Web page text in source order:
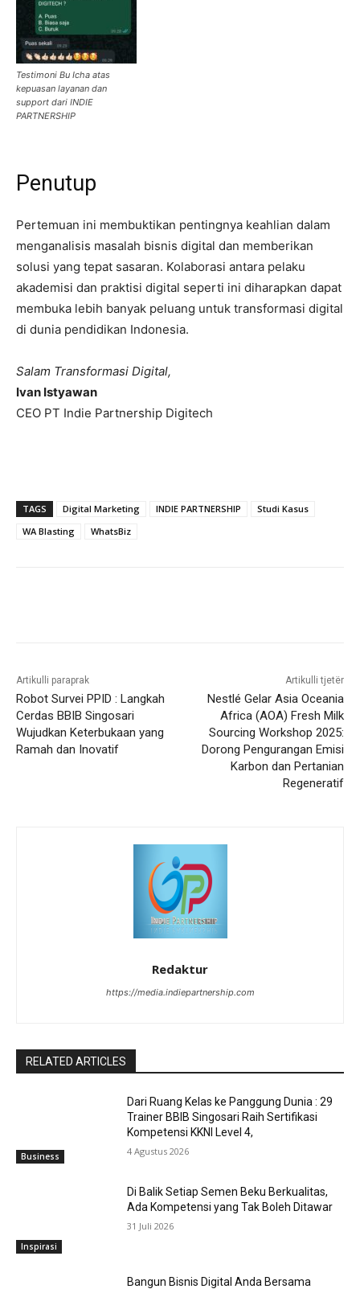
Testimoni Bu Icha atas
kepuasan layanan dan
support dari INDIE
PARTNERSHIP
Penutup
Pertemuan ini membuktikan pentingnya keahlian dalam
menganalisis masalah bisnis digital dan memberikan
solusi yang tepat sasaran. Kolaborasi antara pelaku
akademisi dan praktisi digital seperti ini diharapkan dapat
membuka lebih banyak peluang untuk transformasi digital
di dunia pendidikan Indonesia.
Salam Transformasi Digital,
Ivan Istyawan
CEO PT Indie Partnership Digitech
TAGS Digital Marketing INDIE PARTNERSHIP
Studi Kasus
WA Blasting
WhatsBiz
Artikulli paraprak
Robot Survei PPID : Langkah
Cerdas BBIB Singosari
Wujudkan Keterbukaan yang
Ramah dan Inovatif
Artikulli tjetër
Nestlé Gelar Asia Oceania
Africa (AOA) Fresh Milk
Sourcing Workshop 2025:
Dorong Pengurangan Emisi
Karbon dan Pertanian
Regeneratif
Redaktur
https://media.indiepartnership.com
RELATED ARTICLES
Business
Dari Ruang Kelas ke Panggung Dunia : 29
Trainer BBIB Singosari Raih Sertifikasi
Kompetensi KKNI Level 4,
4 Agustus 2026
Inspirasi
Di Balik Setiap Semen Beku Berkualitas,
Ada Kompetensi yang Tak Boleh Ditawar
31 Juli 2026
Bangun Bisnis Digital Anda Bersama